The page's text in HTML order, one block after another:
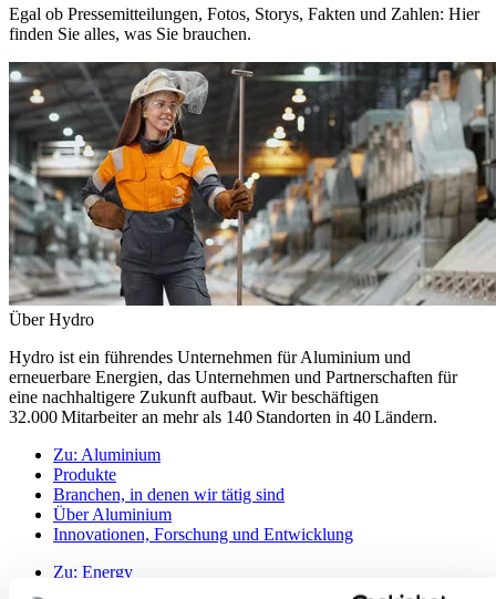
Egal ob Pressemitteilungen, Fotos, Storys, Fakten und Zahlen: Hier
finden Sie alles, was Sie brauchen.
Über Hydro
Hydro ist ein führendes Unternehmen für Aluminium und
erneuerbare Energien, das Unternehmen und Partnerschaften für
eine nachhaltigere Zukunft aufbaut. Wir beschäftigen
32.000 Mitarbeiter an mehr als 140 Standorten in 40 Ländern.
Zu: Aluminium
Produkte
Branchen, in denen wir tätig sind
Über Aluminium
Innovationen, Forschung und Entwicklung
Zu: Energy